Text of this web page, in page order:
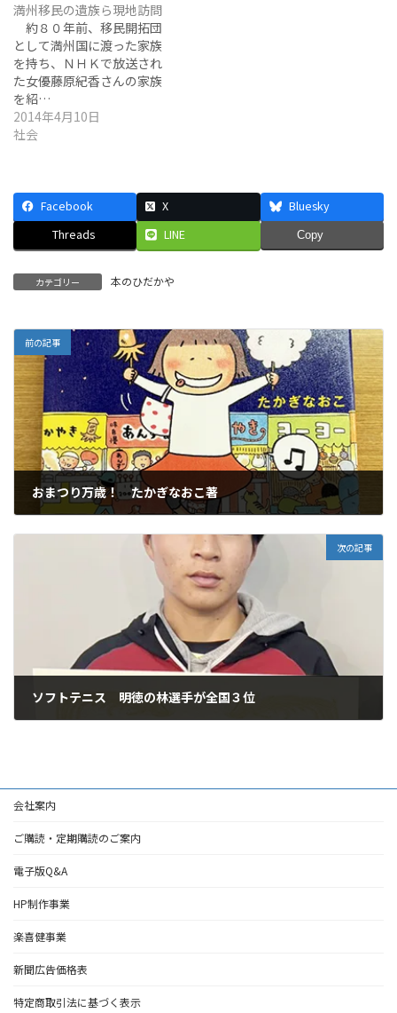
満州移民の遺族ら現地訪問
約８０年前、移民開拓団
として満州国に渡った家族
を持ち、ＮＨＫで放送され
た女優藤原紀香さんの家族
を紹…
2014年4月10日
社会
Facebook X
Bluesky
Threads
LINE Copy
カテゴリー 本のひだかや
前の記事
おまつり万歳！ たかぎなおこ著
次の記事
ソフトテニス 明徳の林選手が全国３位
会社案内
ご購読・定期購読のご案内
電子版Q&A
HP制作事業
楽喜健事業
新聞広告価格表
特定商取引法に基づく表示